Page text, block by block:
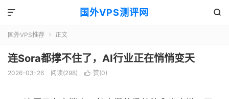
国外VPS测评网 

国外VPS推荐  正文
连Sora都撑不住了，AI行业正在悄悄变天
2026-03-26 阅读(298)  赞(0)